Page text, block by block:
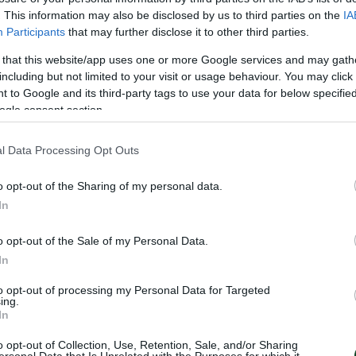
This information may also be disclosed by us to third parties on the
Participants that may further disclose it to other third parties.
that this website/app uses one or more Google services and may
but not limited to your visit or usage behaviour. You may
to Google and its third-party tags to use your data for below
consent section.
Data Processing Opt Outs
opt-out of the Sharing of my personal data.
opt-out of the Sale of my Personal Data.
opt-out of processing my Personal Data for Targeted
opt-out of Collection, Use, Retention, Sale, and/or Sharing
ολοκληρώθηκε το Σάββατο η προετοιμασία
έδρας αγώνα κόντρα στον Βόλο (17:00).
rondo, τακτική και εξάσκηση στα τελειώματα. Στην
μέρος του προγράμματος. Ατομικό πρόγραμμα
οι Μπακασέτας (υπέστη θλάση δευτέρου βαθμού
δευτέρου βαθμού στον οπίσθιο μηριαίο), Γεντβάι.
ανακοίνωσε τη λίστα με τα ονόματα που
Λοντίγκιν, Λίλο, Μαξ, Σένκεφελντ, Ζέκα, Ουναΐ,
Σιώπης, Μλαντένοβιτς, Κώτσιρας, Γερεμέγεφ,
συγκεκριμένο παιχνίδι να εκτίσουν ποινή μίας